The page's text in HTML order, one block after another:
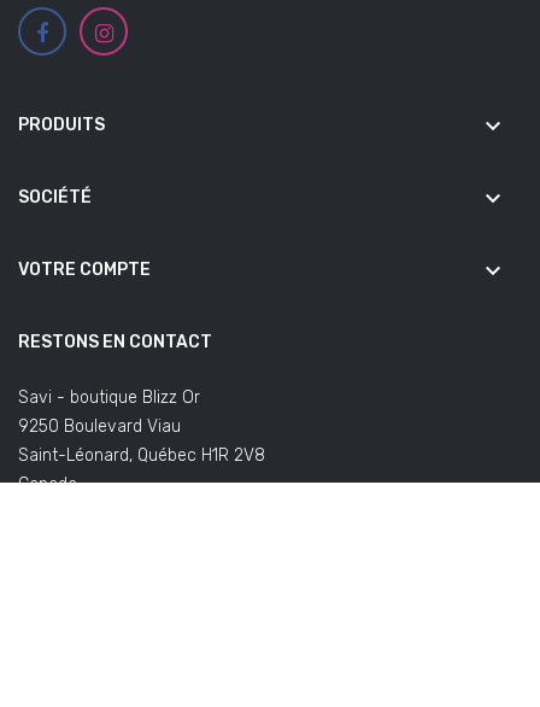
PRODUITS keyboard_arrow_down
SOCIÉTÉ keyboard_arrow_down
VOTRE COMPTE keyboard_arrow_down
RESTONS EN CONTACT
Savi - boutique Blizz Or
9250 Boulevard Viau
Saint-Léonard, Québec H1R 2V8
Canada